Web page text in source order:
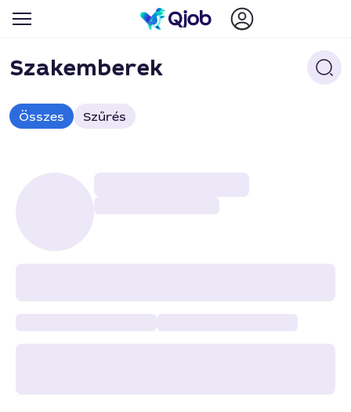
Szakemberek
Összes Szűrés